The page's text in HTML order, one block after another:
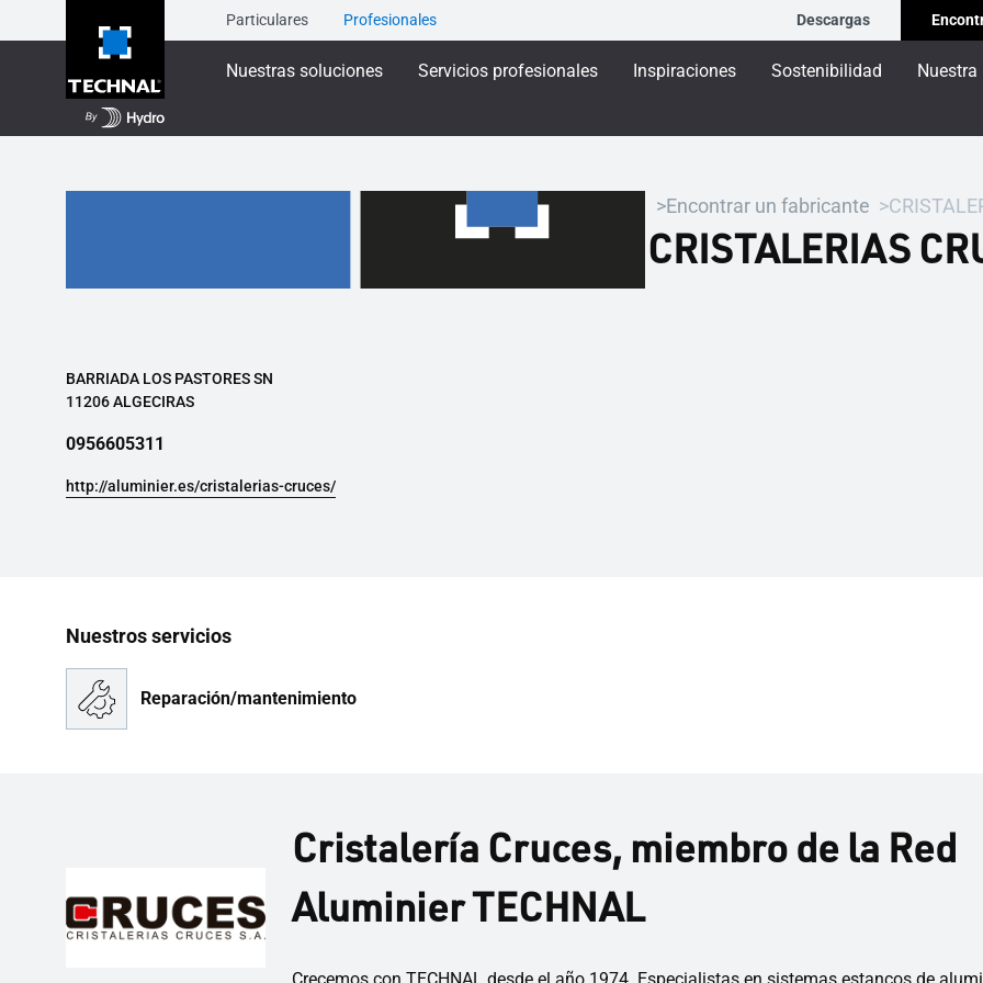
Particulares Profesionales Descargas
Nuestras soluciones Servicios profesionales Inspiraciones Sostenibilidad Nuestra
Encontrar un fabricante
CRISTALERIAS
BARRIADA LOS PASTORES SN
11206 ALGECIRAS
0956605311
http://aluminier.es/cristalerias-cruces/
Nuestros servicios
Reparación/mantenimiento
Cristalería Cruces, miembro de la Red
Aluminier TECHNAL